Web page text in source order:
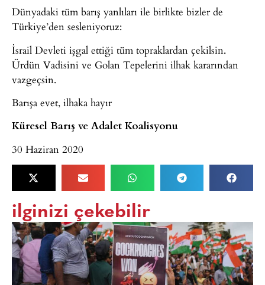
Dünyadaki tüm barış yanlıları ile birlikte bizler de
Türkiye’den sesleniyoruz:
İsrail Devleti işgal ettiği tüm topraklardan çekilsin.
Ürdün Vadisini ve Golan Tepelerini ilhak kararından
vazgeçsin.
Barışa evet, ilhaka hayır
Küresel Barış ve Adalet Koalisyonu
30 Haziran 2020
ilginizi çekebilir